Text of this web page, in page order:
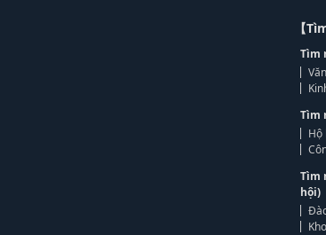
【
Tìm
Tìm
Hộ
Tìm
hội)